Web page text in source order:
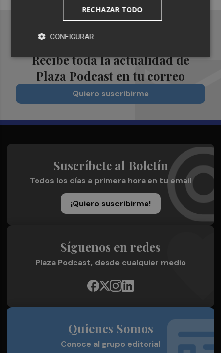
Recibe toda la actualidad de
Plaza Podcast en tu correo
Quiero suscribirme
Suscríbete al Boletín
Todos los días a primera hora en tu email
¡Quiero suscribirme!
Síguenos en redes
Plaza Podcast, desde cualquier medio
Quienes Somos
Conoce al grupo editorial
RECHAZAR TODO
CONFIGURAR